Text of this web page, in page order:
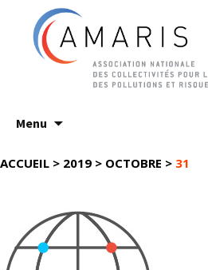
Menu
au
ACCUEIL > 2019 > OCTOBRE > 31